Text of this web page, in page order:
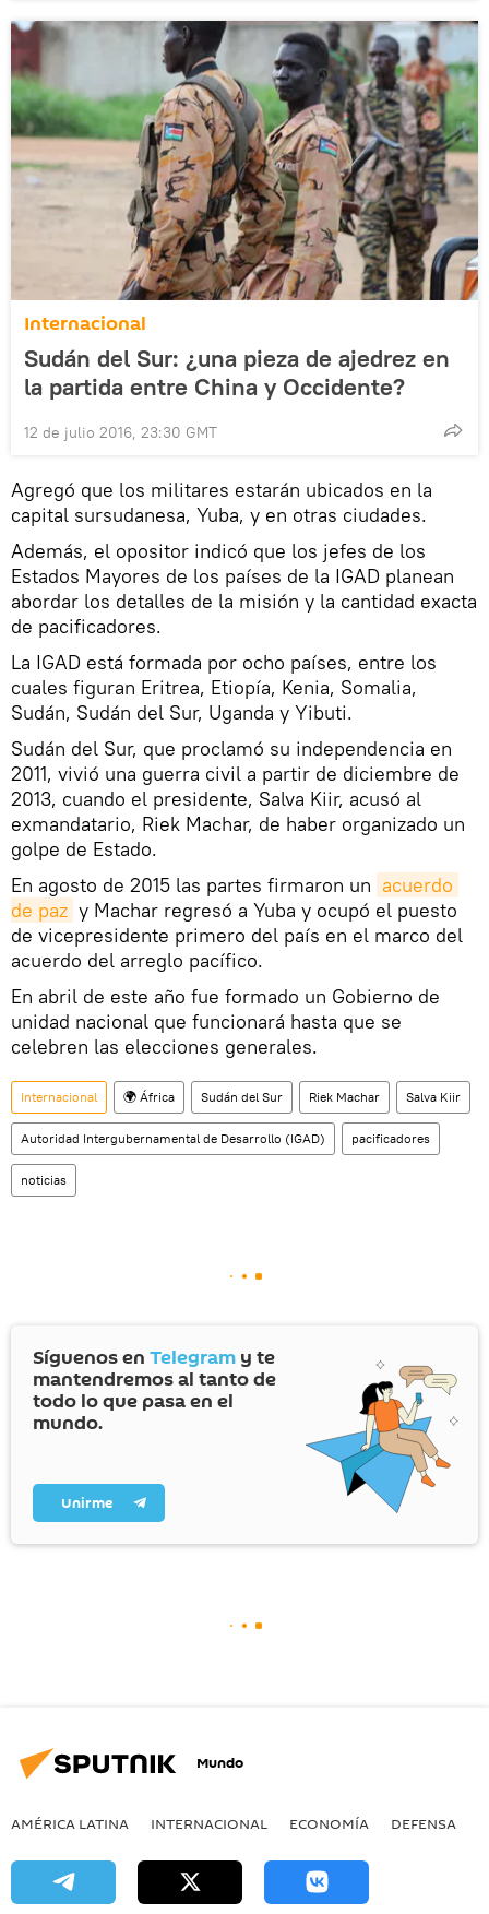
Internacional
Sudán del Sur: ¿una pieza de ajedrez en
la partida entre China y Occidente?
12 de julio 2016, 23:30 GMT
Agregó que los militares estarán ubicados en la
capital sursudanesa, Yuba, y en otras ciudades.
Además, el opositor indicó que los jefes de los
Estados Mayores de los países de la IGAD planean
abordar los detalles de la misión y la cantidad exacta
de pacificadores.
La IGAD está formada por ocho países, entre los
cuales figuran Eritrea, Etiopía, Kenia, Somalia,
Sudán, Sudán del Sur, Uganda y Yibuti.
Sudán del Sur, que proclamó su independencia en
2011, vivió una guerra civil a partir de diciembre de
2013, cuando el presidente, Salva Kiir, acusó al
exmandatario, Riek Machar, de haber organizado un
golpe de Estado.
En agosto de 2015 las partes firmaron un acuerdo
de paz y Machar regresó a Yuba y ocupó el puesto
de vicepresidente primero del país en el marco del
acuerdo del arreglo pacífico.
En abril de este año fue formado un Gobierno de
unidad nacional que funcionará hasta que se
celebren las elecciones generales.
Internacional 🌍 África Sudán del Sur Riek Machar Salva Kiir
Autoridad Intergubernamental de Desarrollo (IGAD) pacificadores
noticias
Síguenos en Telegram y te
mantendremos al tanto de
todo lo que pasa en el
mundo.
Unirme
Mundo
AMÉRICA LATINA INTERNACIONAL ECONOMÍA DEFENSA